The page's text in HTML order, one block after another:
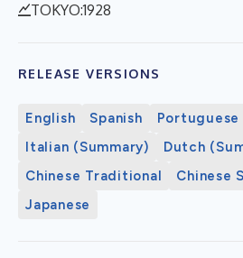
TOKYO:1928
RELEASE VERSIONS
English Spanish Portuguese
Italian (Summary)
Dutch
Chinese Traditional
Chinese
Japanese